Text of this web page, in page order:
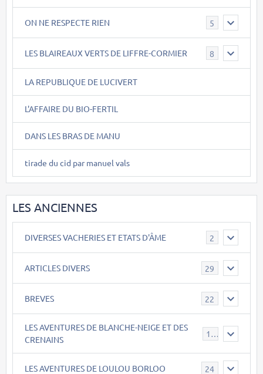
ON NE RESPECTE RIEN 5
LES BLAIREAUX VERTS DE LIFFRE-CORMIER 8
LA REPUBLIQUE DE LUCIVERT
L'AFFAIRE DU BIO-FERTIL
DANS LES BRAS DE MANU
tirade du cid par manuel vals
LES ANCIENNES
DIVERSES VACHERIES ET ETATS D'ÂME 2
ARTICLES DIVERS 29
BREVES 22
LES AVENTURES DE BLANCHE-NEIGE ET DES
CRENAINS
17
LES AVENTURES DE LOULOU BORLOO 24